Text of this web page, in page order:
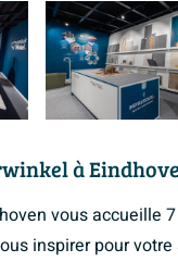
à
vous accueille
inspirer pour